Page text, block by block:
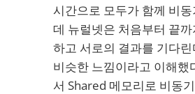
시간으로 모두가 함께 비
데 뉴럴넷은 처음부터 끝
하고 서로의 결과를 기다
비슷한 느낌이라고 이해했
서 Shared 메모리로 비동